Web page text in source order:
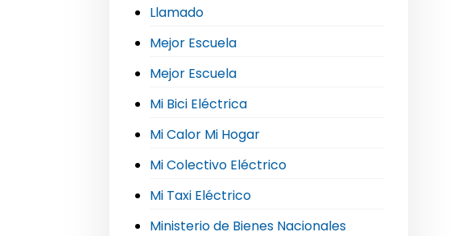
Llamado
Mejor Escuela
Mejor Escuela
Mi Bici Eléctrica
Mi Calor Mi Hogar
Mi Colectivo Eléctrico
Mi Taxi Eléctrico
Ministerio de Bienes Nacionales